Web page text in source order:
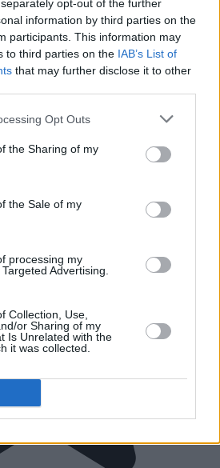
opt-out of the further
information by third parties on the
participants. This information may
to third parties on the IAB’s List of
that may further disclose it to other
Opt Outs
the Sharing of my
the Sale of my
processing my
Advertising.
Collection, Use,
or Sharing of my
Is Unrelated with the
it was collected.